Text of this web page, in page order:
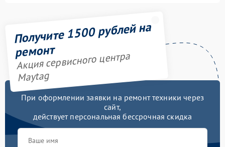
Получите 1500 рублей на
ремонт
Акция сервисного центра
Maytag
При оформлении заявки на ремонт техники через
сайт,
действует персональная бессрочная скидка